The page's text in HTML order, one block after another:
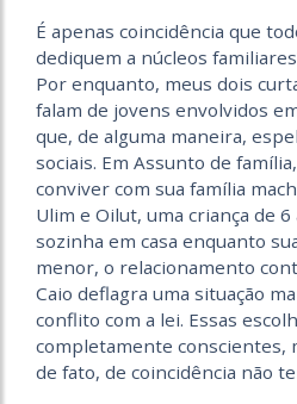
É apenas coincidência que
dediquem a núcleos
Por enquanto, meus dois
falam de jovens envolvidos
que, de alguma maneira,
sociais. Em Assunto de
conviver com sua família
Ulim e Oilut, uma criança de
sozinha em casa enquanto
menor, o relacionamento
Caio deflagra uma situação
conflito com a lei. Essas
completamente conscientes,
de fato, de coincidência não